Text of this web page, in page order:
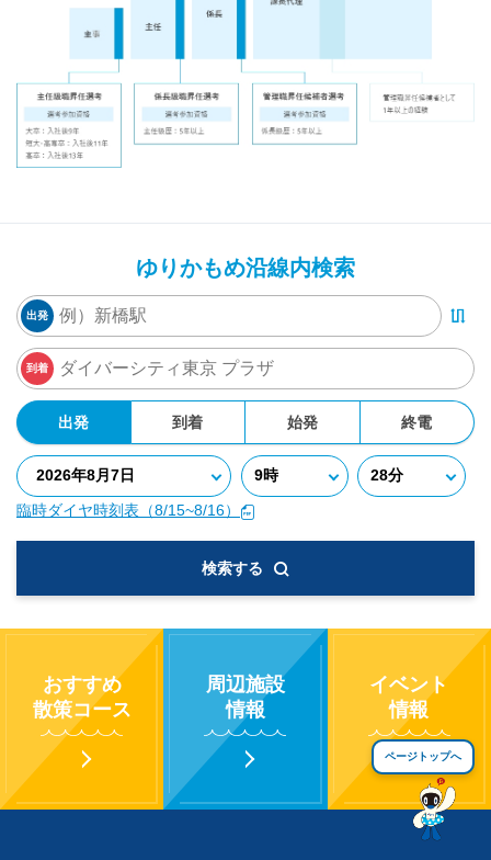
ゆりかもめ沿線内検索
出発
到着
出発 到着 始発 終電
臨時ダイヤ時刻表（8/15~8/16）
検索する
おすすめ
散策コース
周辺施設
情報
イベント
情報
ページトップへ